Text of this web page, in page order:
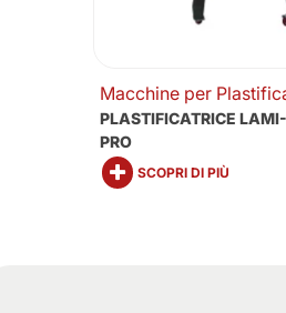
Macchine per
PLASTIFICATRICE
PRO
SCOPRI DI PIÙ